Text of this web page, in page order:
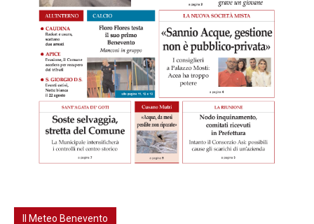
Il Meteo Benevento